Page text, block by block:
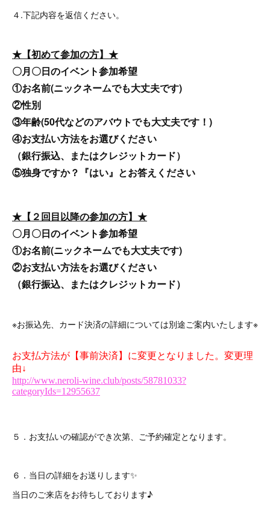
４.下記内容を返信ください。
★【初めて参加の方】★
〇月〇日のイベント参加希望
①お名前(ニックネームでも大丈夫です)
②性別
③年齢(50代などのアバウトでも大丈夫です！)
④お支払い方法をお選びください
（銀行振込、またはクレジットカード）
⑤独身ですか？『はい』とお答えください
★【２回目以降の参加の方】★
〇月〇日のイベント参加希望
①お名前(ニックネームでも大丈夫です)
②お支払い方法をお選びください
（銀行振込、またはクレジットカード）
※お振込先、カード決済の詳細については別途ご案内いたします※
５．お支払いの確認ができ次第、ご予約確定となります。
６．当日の詳細をお送りします✨
当日のご来店をお待ちしております♪